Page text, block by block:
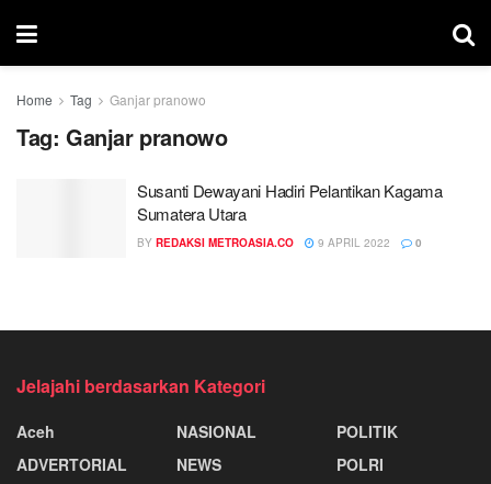
Home Tag Ganjar pranowo
Tag: Ganjar pranowo
Susanti Dewayani Hadiri Pelantikan Kagama
Sumatera Utara
BY REDAKSI METROASIA.CO 9 APRIL 2022 0
Jelajahi berdasarkan Kategori
Aceh
ADVERTORIAL
NASIONAL
NEWS
POLITIK
POLRI